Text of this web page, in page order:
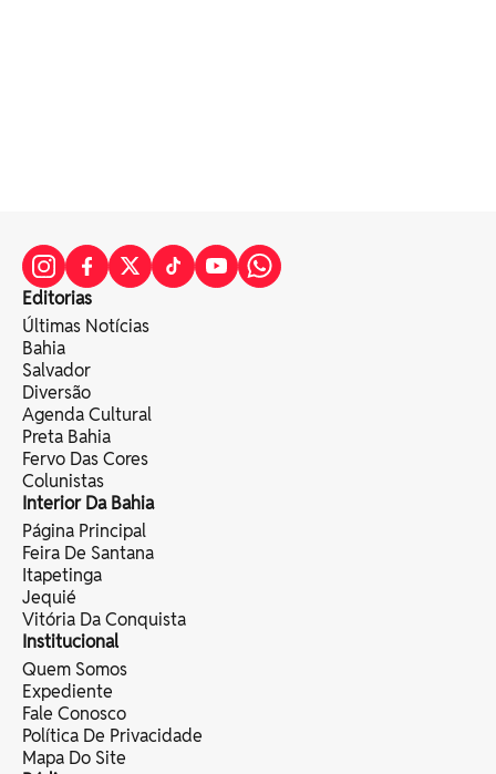
Editorias
Últimas Notícias
Bahia
Salvador
Diversão
Agenda Cultural
Preta Bahia
Fervo Das Cores
Colunistas
Interior Da Bahia
Página Principal
Feira De Santana
Itapetinga
Jequié
Vitória Da Conquista
Institucional
Quem Somos
Expediente
Fale Conosco
Política De Privacidade
Mapa Do Site